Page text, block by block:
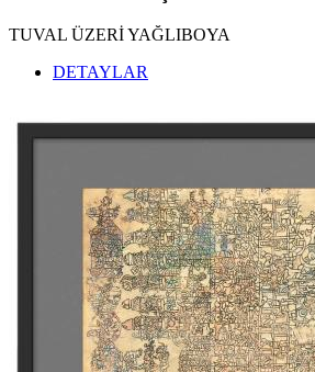
TUVAL ÜZERİ YAĞLIBOYA
DETAYLAR